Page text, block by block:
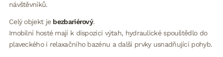
návštěvníků.
Celý objekt je bezbariérový.
Imobilní hosté mají k dispozici výtah, hydraulické spouštědlo do
plaveckého i relaxačního bazénu a další prvky usnadňující pohyb.